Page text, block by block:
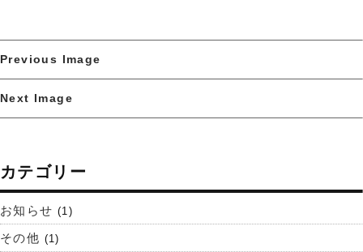
Previous Image
Next Image
カテゴリー
お知らせ (1)
その他 (1)